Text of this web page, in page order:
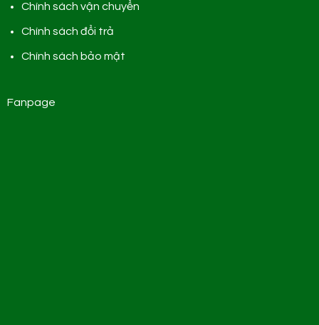
Chính sách vận chuyển
Chính sách đổi trả
Chính sách bảo mật
Fanpage